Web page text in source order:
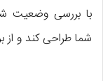
با بررسی وضعیت
شما طراحی کند و از